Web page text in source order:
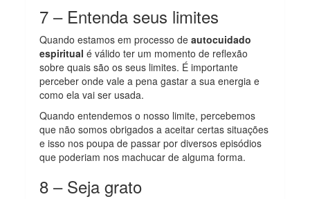
7 – Entenda seus limites
Quando estamos em processo deautocuidado
espiritual é válido ter um momento de reflexão
sobre quais são os seus limites. É importante
perceber onde vale a pena gastar a sua energia e
como ela vai ser usada.
Quando entendemos o nosso limite, percebemos
que não somos obrigados a aceitar certas situações
e isso nos poupa de passar por diversos episódios
que poderiam nos machucar de alguma forma.
8 – Seja grato